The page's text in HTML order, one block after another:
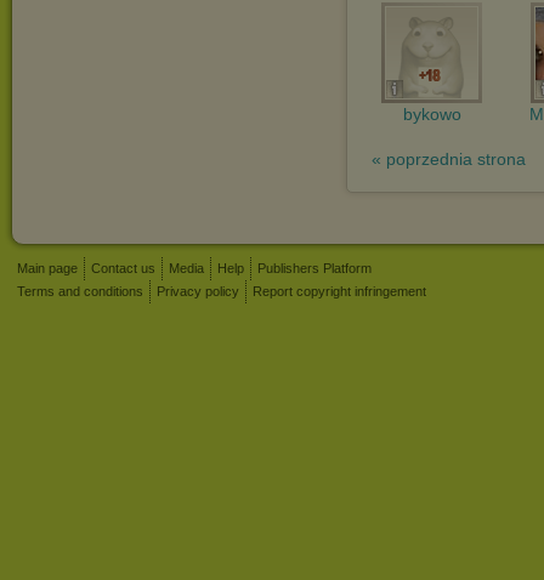
bykowo
« poprzednia strona
Main page Contact us Media Help
Publishers Platform
Terms and conditions
Privacy policy Report copyright infringement